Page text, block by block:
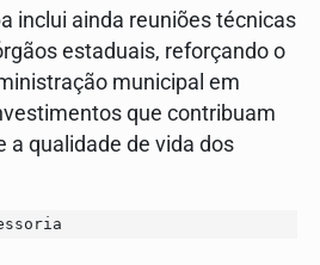
inclui ainda reuniões técnicas
estaduais, reforçando o
municipal em
que contribuam
a qualidade de vida dos